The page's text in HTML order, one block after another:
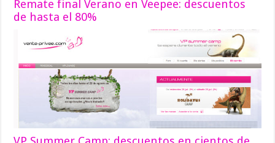
Remate final Verano en Veepee: descuentos
de hasta el 80%